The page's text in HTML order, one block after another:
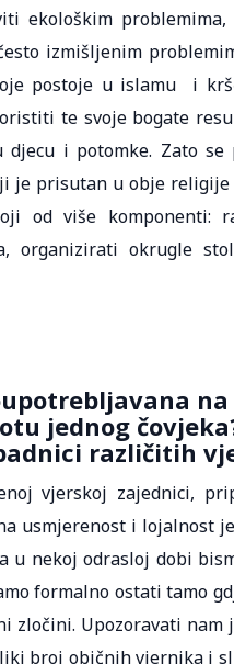
ekološkim
izmišljenim
postoje u islamu i
te svoje bogate
i potomke. Zato
je prisutan u obje
od više komponenti:
organizirati okrugle
jednog
različitih
vjerskoj zajednici,
usmjerenost i lojalnost
u nekoj odrasloj dobi
formalno ostati tamo
zločini. Upozoravati
broj običnih vjernika i